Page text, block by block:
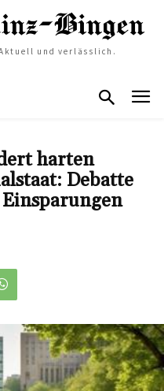
und verlässlich.
harten
Debatte